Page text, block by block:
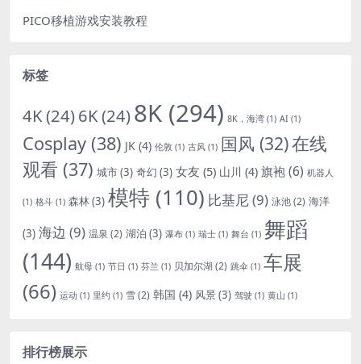
PICO移植游戏安装教程
标签
4K(24)6K(24)8K (294) 8K，海湾 (1) AI (1)
Cosplay (38) JK (4) 伦敦 (1) 古风 (1) 国风 (32)在线
观看 (37) 城市(3) 奇幻 (3) 女友 (5) 山川 (4) 旗袍(6) 机器人
(1) 格斗 (1) 森林(3) 模特 (110) 比基尼(9) 泳池(2) 海洋
(3) 海边 (9) 温泉 (2) 湖泊 (3) 瀑布 (1) 瑞士 (1) 舞台 (1) 舞蹈
(144) 航母 (1) 节日 (1) 芬兰 (1) 贝加尔湖 (2) 跳伞 (1) 车展
(66) 运动 (1) 里约 (1) 雪(2) 韩国 (4) 风景(3) 驾驶 (1) 黄山 (1)
排行榜展示